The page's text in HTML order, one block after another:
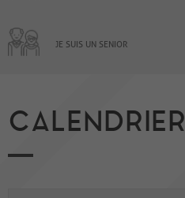
JE SUIS UN SENIOR
CALENDRIER